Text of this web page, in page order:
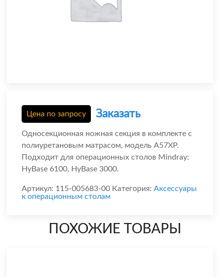
Цена по запросу Заказать
Односекционная ножная секция в комплекте с
полиуретановым матрасом, модель A57XP.
Подходит для операционных столов Mindray:
HyBase 6100, HyBase 3000.
Артикул: 115-005683-00 Категория: Аксессуары
к операционным столам
ПОХОЖИЕ ТОВАРЫ